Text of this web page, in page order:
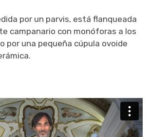
por un parvis, está flanqueada
campanario con monóforas a los
por una pequeña cúpula ovoide